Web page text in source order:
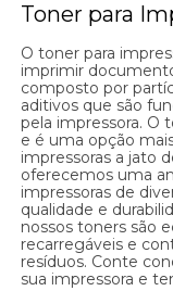
Toner para
O toner para
imprimir
composto por
aditivos que são
pela impressora. O
e é uma opção
impressoras a jato
oferecemos uma
impressoras de
qualidade e
nossos toners são
recarregáveis e
resíduos. Conte
sua impressora e